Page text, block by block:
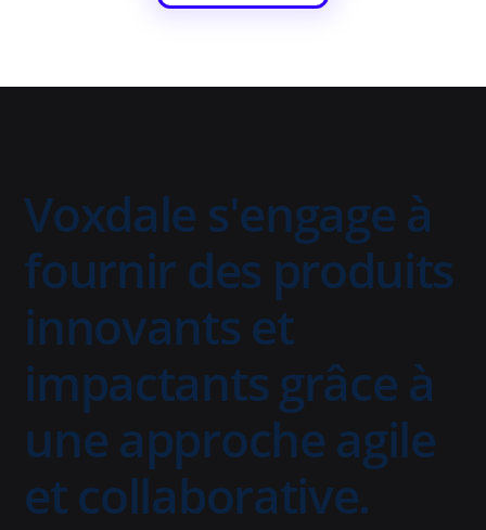
Voxdale s'engage à
fournir des produits
innovants et
impactants grâce à
une approche agile
et collaborative.